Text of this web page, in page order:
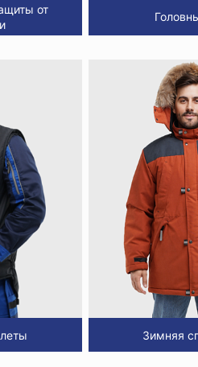
от
Зимняя